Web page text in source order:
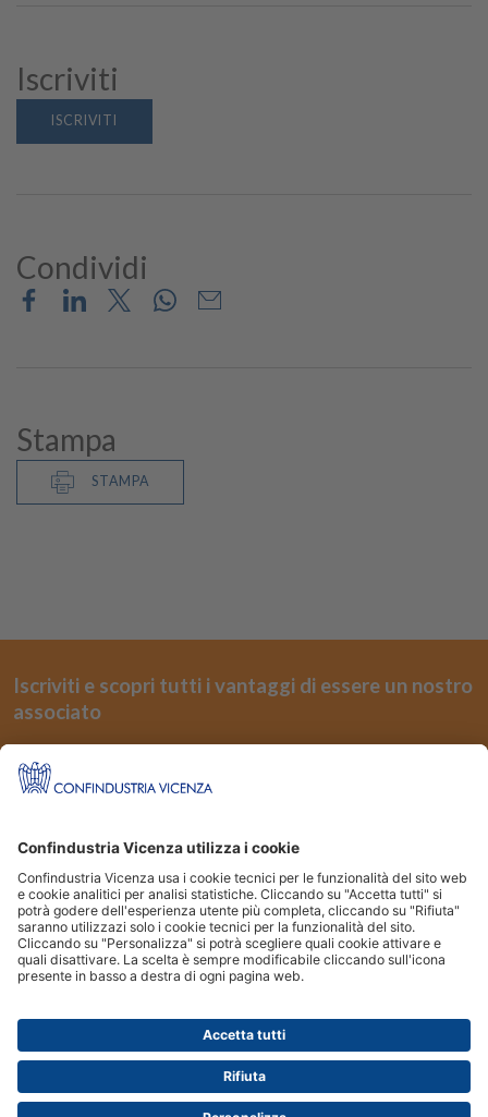
Iscriviti
ISCRIVITI
Condividi
Stampa
STAMPA
Iscriviti e scopri tutti i vantaggi di essere un nostro
associato
Seguici su
Siti Partner:
Niuko
Energindustria
Confindustria Vicenza Piazza Castello 3 36100 Vicenza | Tel.0444.232500|
assind@confindustria.vicenza.it
Posta Elettronica Certificata (PEC):assind@pec.confindustriavicenza.it|
Codice Fiscale: 80002370247 Copyright 2026 © Confindustria Vicenza. Tutti i